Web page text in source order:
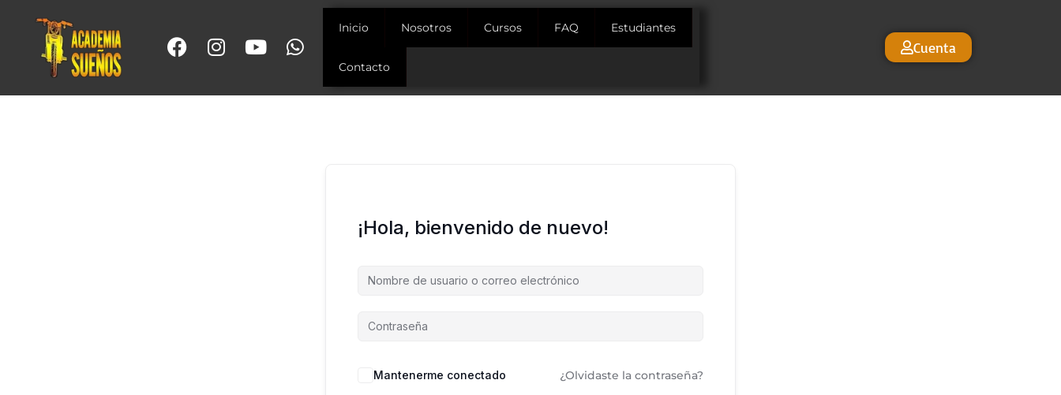
Inicio Nosotros Cursos FAQ Estudiantes
Contacto
Cuenta
¡Hola, bienvenido de nuevo!
Mantenerme conectado ¿Olvidaste la contraseña?